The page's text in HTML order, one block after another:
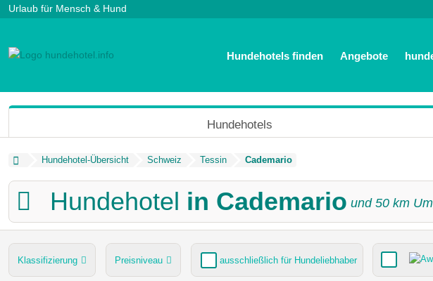
Urlaub für Mensch & Hund
Hundehotels finden Angebote
Hundehotels
Hundehotel-Übersicht Schweiz Tessin Cademario
Hundehotel in Cademario und 50 km
Klassifizierung Preisniveau ausschließlich für Hundeliebhaber